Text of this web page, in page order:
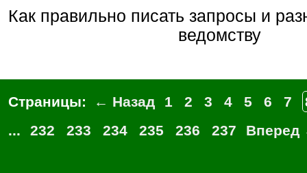
как правильно писать запросы и разные вопросы по
ведомству
Страницы: ← Назад 1 2 3 4 5 6 7
...
232 233 234 235 236 237 Вперед